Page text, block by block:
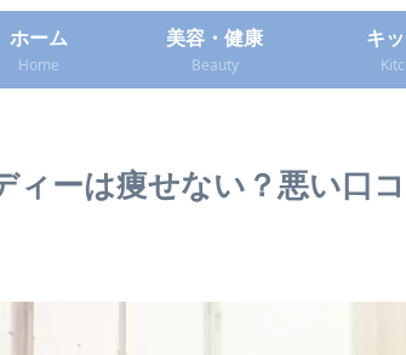
ホーム
Home
美容・健康
Beauty
キ
ィーは痩せない？悪い口